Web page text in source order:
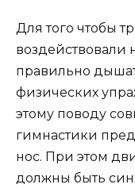
Для того чтобы
воздействовали
правильно
физических
этому поводу
гимнастики
нос. При этом
должны быть